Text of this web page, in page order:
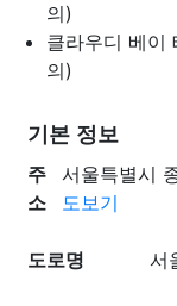
의)
클라우디 베이
의)
기본 정보
주
소
서울특별시
도보기
도로명 서